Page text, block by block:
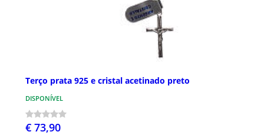
Terço prata 925 e cristal acetinado preto
DISPONÍVEL
€ 73,90